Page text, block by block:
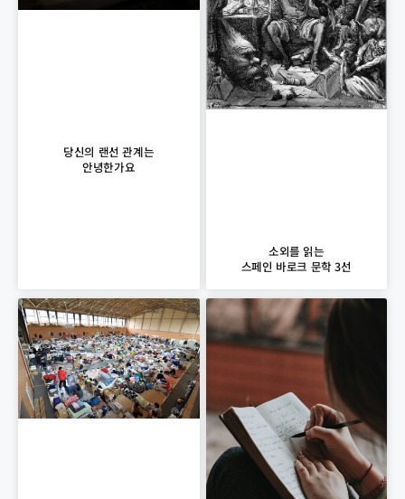
당신의 랜선 관계는
안녕한가요
소외를 읽는
스페인 바로크 문학 3선